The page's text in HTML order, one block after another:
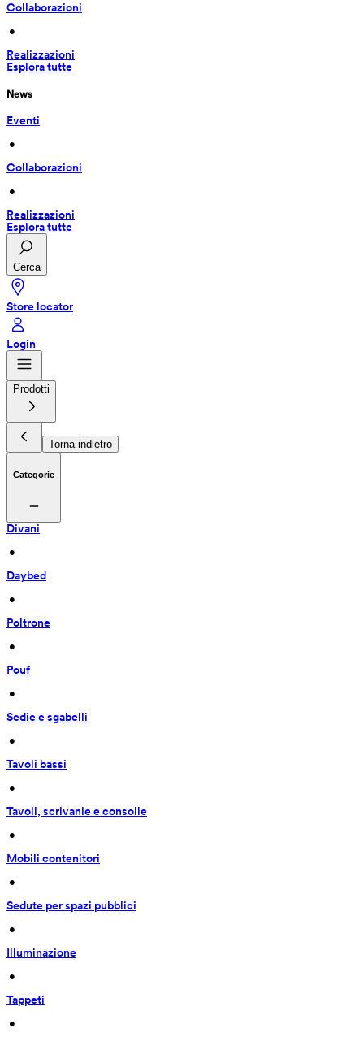
Collaborazioni
•
Realizzazioni
Esplora tutte
News
Eventi
•
Collaborazioni
•
Realizzazioni
Esplora tutte
Cerca
Store locator
Login
Prodotti
Torna indietro
Categorie
Divani
•
Daybed
•
Poltrone
•
Pouf
•
Sedie e sgabelli
•
Tavoli bassi
•
Tavoli, scrivanie e consolle
•
Mobili contenitori
•
Sedute per spazi pubblici
•
Illuminazione
•
Tappeti
•